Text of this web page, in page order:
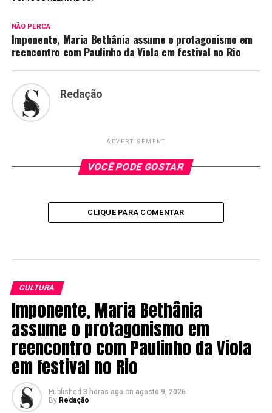
NÃO PERCA
Imponente, Maria Bethânia assume o protagonismo em
reencontro com Paulinho da Viola em festival no Rio
Redação
ADVERTISEMENT
VOCÊ PODE GOSTAR
CLIQUE PARA COMENTAR
CULTURA
Imponente, Maria Bethânia
assume o protagonismo em
reencontro com Paulinho da Viola
em festival no Rio
Published 3 horas ago on agosto 9, 2026
By Redação